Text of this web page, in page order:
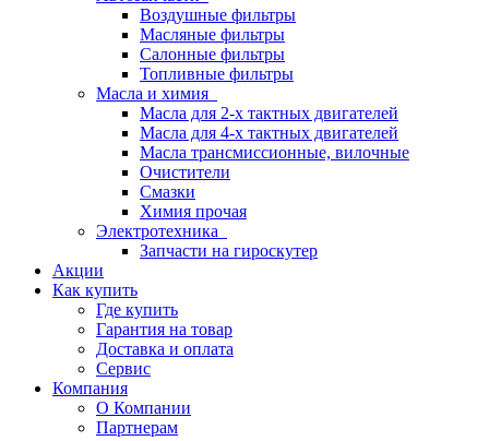
Воздушные фильтры
Масляные фильтры
Салонные фильтры
Топливные фильтры
Масла и химия
Масла для 2-х тактных двигателей
Масла для 4-х тактных двигателей
Масла трансмиссионные, вилочные
Очистители
Смазки
Химия прочая
Электротехника
Запчасти на гироскутер
Акции
Как купить
Где купить
Гарантия на товар
Доставка и оплата
Сервис
Компания
О Компании
Партнерам